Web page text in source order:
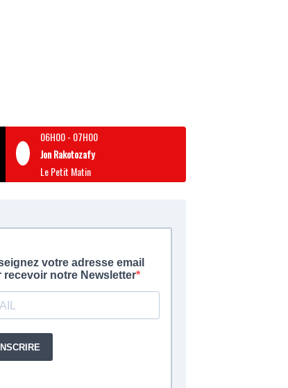
06H00- 07H00
Jon Rakotozafy
Le Petit Matin